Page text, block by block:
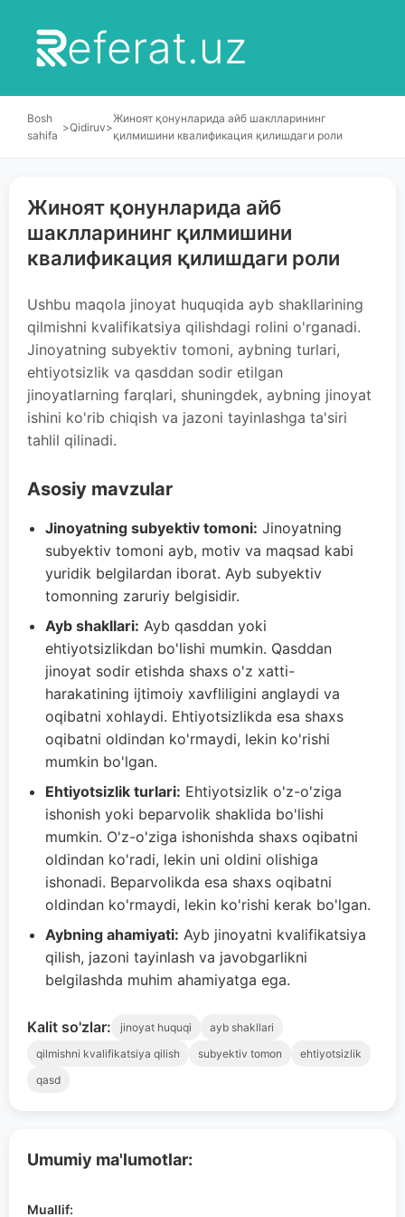
eferat.uz
Bosh
sahifa
>Qidiruv>
Жиноят қонунларида айб шаклларининг
қилмишини квалификация қилишдаги роли
Umumiy ma'lumotlar:
Muallif:
Жиноят қонунларида айб
шаклларининг қилмишини
квалификация қилишдаги роли
Ushbu maqola jinoyat huquqida ayb shakllarining
qilmishni kvalifikatsiya qilishdagi rolini o'rganadi.
Jinoyatning subyektiv tomoni, aybning turlari,
ehtiyotsizlik va qasddan sodir etilgan
jinoyatlarning farqlari, shuningdek, aybning jinoyat
ishini ko'rib chiqish va jazoni tayinlashga ta'siri
tahlil qilinadi.
Asosiy mavzular
Jinoyatning subyektiv tomoni: Jinoyatning
subyektiv tomoni ayb, motiv va maqsad kabi
yuridik belgilardan iborat. Ayb subyektiv
tomonning zaruriy belgisidir.
Ayb shakllari: Ayb qasddan yoki
ehtiyotsizlikdan bo'lishi mumkin. Qasddan
jinoyat sodir etishda shaxs o'z xatti-
harakatining ijtimoiy xavfliligini anglaydi va
oqibatni xohlaydi. Ehtiyotsizlikda esa shaxs
oqibatni oldindan ko'rmaydi, lekin ko'rishi
mumkin bo'lgan.
Ehtiyotsizlik turlari: Ehtiyotsizlik o'z-o'ziga
ishonish yoki beparvolik shaklida bo'lishi
mumkin. O'z-o'ziga ishonishda shaxs oqibatni
oldindan ko'radi, lekin uni oldini olishiga
ishonadi. Beparvolikda esa shaxs oqibatni
oldindan ko'rmaydi, lekin ko'rishi kerak bo'lgan.
Aybning ahamiyati: Ayb jinoyatni kvalifikatsiya
qilish, jazoni tayinlash va javobgarlikni
belgilashda muhim ahamiyatga ega.
Kalit so'zlar: jinoyat huquqi
ayb shakllari
qilmishni kvalifikatsiya qilish
subyektiv tomon
ehtiyotsizlik
qasd